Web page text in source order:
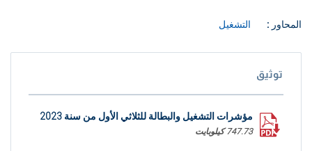
المحاور : التشغيل
توثيق
مؤشرات التشغيل والبطالة للثلاثي الأول من سنة 2023
747.73 كيلوبايت